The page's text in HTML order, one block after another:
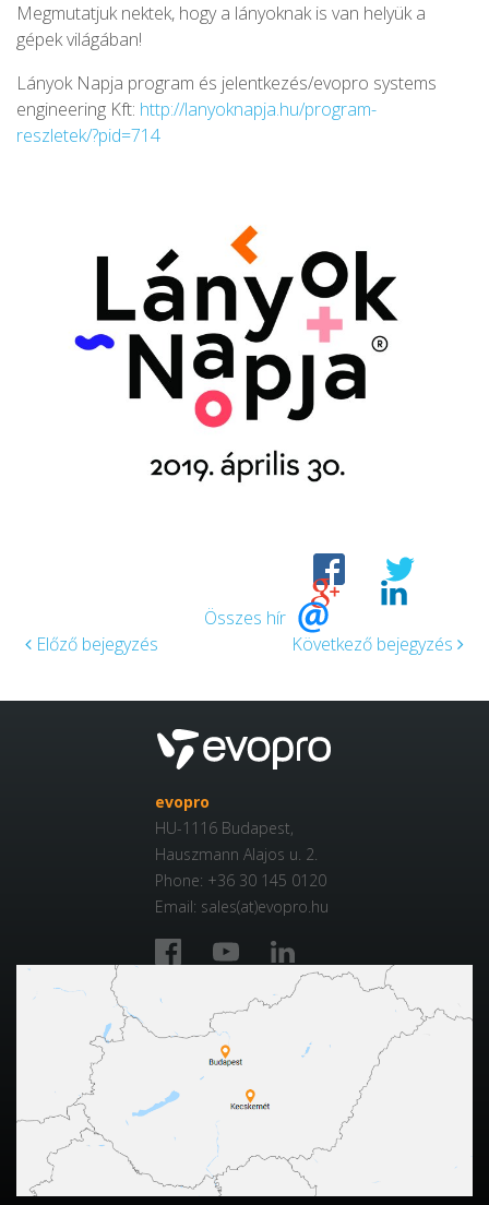
Megmutatjuk nektek, hogy a lányoknak is van helyük a
gépek világában!
Lányok Napja program és jelentkezés/evopro systems
engineering Kft: http://lanyoknapja.hu/program-
reszletek/?pid=714
Összes hír
Előző bejegyzés
Következő bejegyzés
evopro
HU-1116 Budapest,
Hauszmann Alajos u. 2.
Phone: +36 30 145 0120
Email: sales(at)evopro.hu